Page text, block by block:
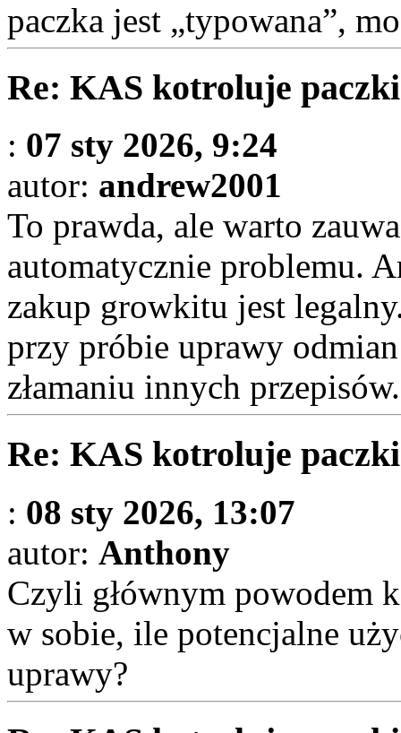
paczka jest „typowana”,
Re: KAS kotroluje
: 07 sty 2026, 9:24
autor: andrew2001
To prawda, ale warto
automatycznie problemu.
zakup growkitu jest
przy próbie uprawy
złamaniu innych przepisów.
Re: KAS kotroluje
: 08 sty 2026, 13:07
autor: Anthony
Czyli głównym powodem
w sobie, ile potencjalne
uprawy?